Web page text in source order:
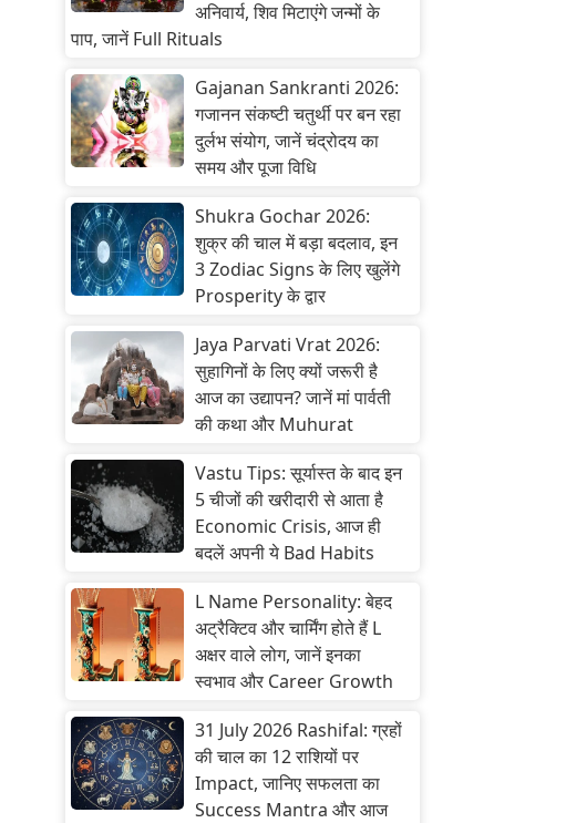
अनिवार्य, शिव मिटाएंगे जन्मों के
पाप, जानें Full Rituals
Gajanan Sankranti 2026:
गजानन संकष्टी चतुर्थी पर बन रहा
दुर्लभ संयोग, जानें चंद्रोदय का
समय और पूजा विधि
Shukra Gochar 2026:
शुक्र की चाल में बड़ा बदलाव, इन
3 Zodiac Signs के लिए खुलेंगे
Prosperity के द्वार
Jaya Parvati Vrat 2026:
सुहागिनों के लिए क्यों जरूरी है
आज का उद्यापन? जानें मां पार्वती
की कथा और Muhurat
Vastu Tips: सूर्यास्त के बाद इन
5 चीजों की खरीदारी से आता है
Economic Crisis, आज ही
बदलें अपनी ये Bad Habits
L Name Personality: बेहद
अट्रैक्टिव और चार्मिंग होते हैं L
अक्षर वाले लोग, जानें इनका
स्वभाव और Career Growth
31 July 2026 Rashifal: ग्रहों
की चाल का 12 राशियों पर
Impact, जानिए सफलता का
Success Mantra और आज